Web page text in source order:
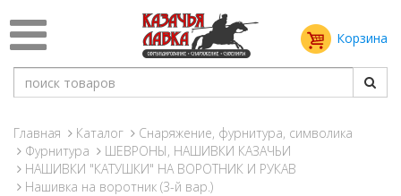
Корзина
Главная Каталог
Снаряжение, фурнитура, символика
Фурнитура
ШЕВРОНЫ, НАШИВКИ КАЗАЧЬИ
НАШИВКИ "КАТУШКИ" НА ВОРОТНИК И РУКАВ
Нашивка на воротник (3-й вар.)